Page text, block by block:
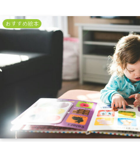
おすすめ絵本